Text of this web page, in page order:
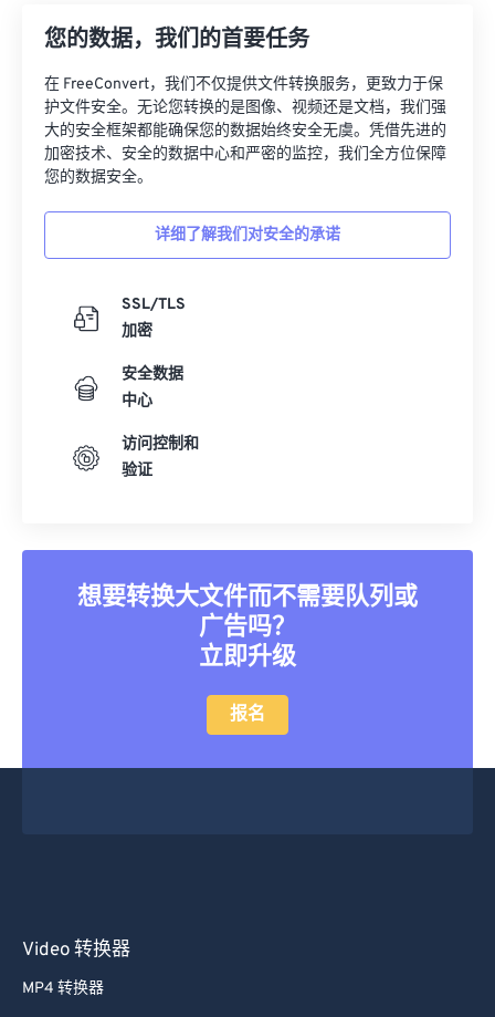
您的数据，我们的首要任务
在 FreeConvert，我们不仅提供文件转换服务，更致力于保
护文件安全。无论您转换的是图像、视频还是文档，我们强
大的安全框架都能确保您的数据始终安全无虞。凭借先进的
加密技术、安全的数据中心和严密的监控，我们全方位保障
您的数据安全。
详细了解我们对安全的承诺
SSL/TLS
加密
安全数据
中心
访问控制和
验证
想要转换大文件而不需要队列或
广告吗？
立即升级
报名
Video 转换器
MP4 转换器